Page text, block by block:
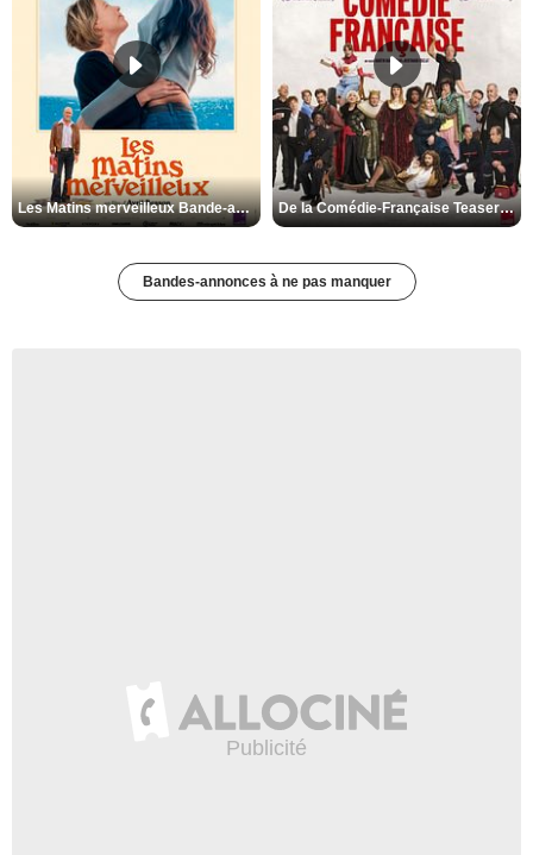
Les Matins merveilleux Bande-annonce VF De la Comédie-Française Teaser VF
Bandes-annonces à ne pas manquer